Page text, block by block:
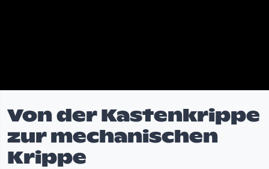
Von der Kastenkrippe
zur mechanischen
Krippe